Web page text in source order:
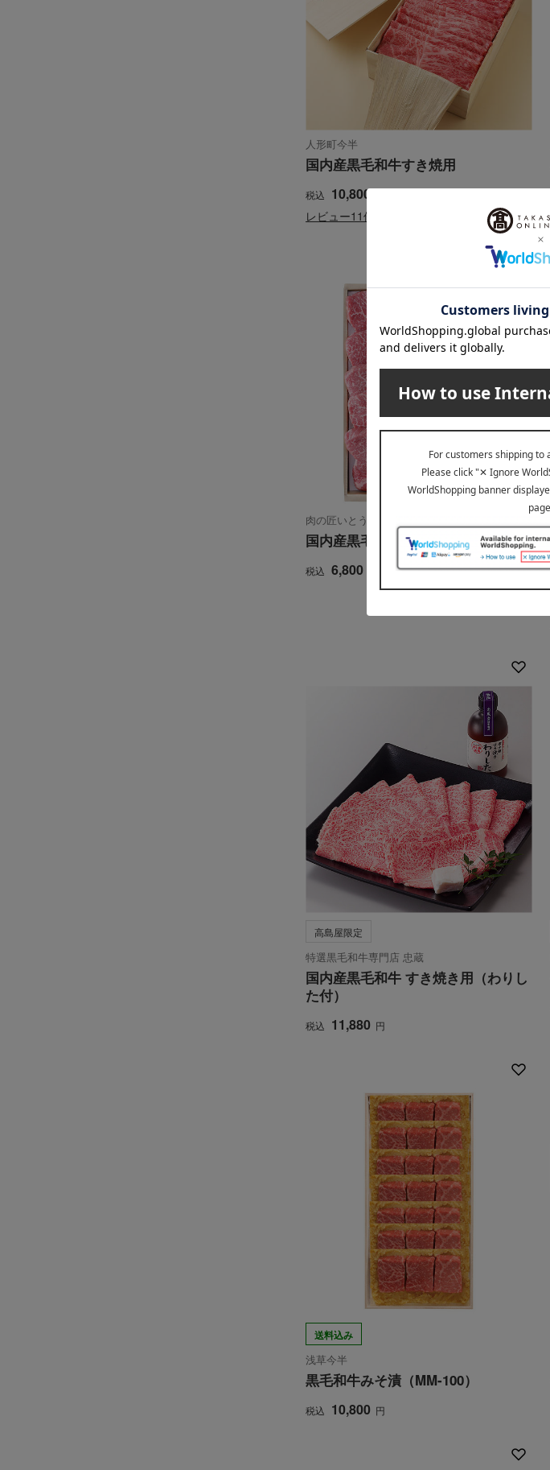
人形町今半
国内産黒毛和牛すき焼用
税込 10,800
レビュー11件
肉の匠いとう
国内産黒毛和牛モモステーキセット
税込 6,800
高島屋限定
特選黒毛和牛専門店 忠蔵
国内産黒毛和牛 すき焼き用（わりし
た付）
税込 11,880 円
送料込み
浅草今半
黒毛和牛みそ漬（MM-100）
税込 10,800 円